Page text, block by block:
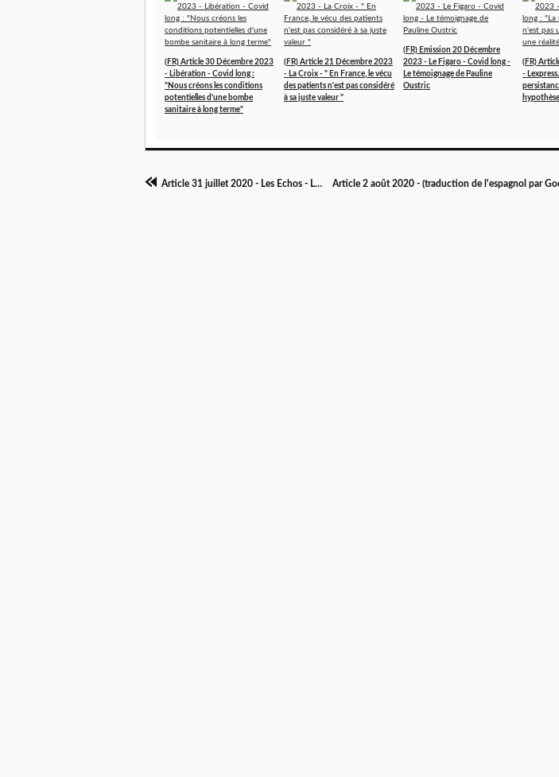
(FR) Article 30 Décembre 2023
- Libération - Covid long :
"Nous créons les conditions
potentielles d'une bombe
sanitaire à long terme"
(FR) Article 21 Décembre 2023
- La Croix - " En France, le vécu
des patients n'est pas considéré
à sa juste valeur "
(FR) Emission 20 Décembre
2023 - Le Figaro - Covid long -
Le témoignage de Pauline
Oustric
(FR)
-
Article 31 juillet 2020 - Les Echos - La grande inconnue des conséquences du Covid-19 sur les sportifs de haut niveau